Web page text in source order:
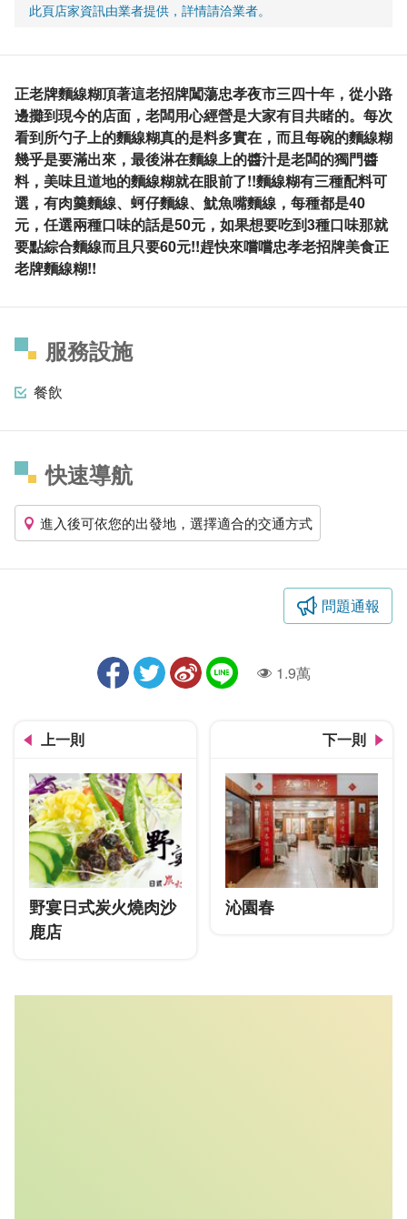
此頁店家資訊由業者提供，詳情請洽業者。
正老牌麵線糊頂著這老招牌闖蕩忠孝夜市三四十年，從小路
邊攤到現今的店面，老闆用心經營是大家有目共睹的。每次
看到所勺子上的麵線糊真的是料多實在，而且每碗的麵線糊
幾乎是要滿出來，最後淋在麵線上的醬汁是老闆的獨門醬
料，美味且道地的麵線糊就在眼前了!!麵線糊有三種配料可
選，有肉羹麵線、蚵仔麵線、魷魚嘴麵線，每種都是40
元，任選兩種口味的話是50元，如果想要吃到3種口味那就
要點綜合麵線而且只要60元!!趕快來嚐嚐忠孝老招牌美食正
老牌麵線糊!!
服務設施
餐飲
快速導航
進入後可依您的出發地，選擇適合的交通方式
問題通報
人氣1.9萬
上一則
野宴日式炭火燒肉沙
鹿店
下一則
沁園春